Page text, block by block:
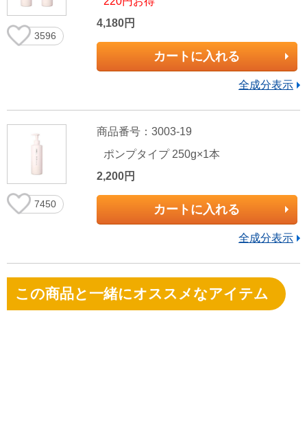
3596
4,180円
カートに入れる
全成分表示
7450
商品番号：3003-19
ポンプタイプ 250g×1本
2,200円
カートに入れる
全成分表示
この商品と一緒にオススメなアイテム